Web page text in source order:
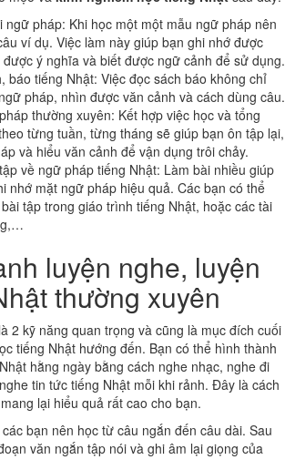
ngữ pháp: Khi học một một mẫu ngữ pháp nên
ví dụ. Việc làm này giúp bạn ghi nhớ được
ý nghĩa và biết được ngữ cảnh để sử dụng.
báo tiếng Nhật: Việc đọc sách báo không chỉ
pháp, nhìn được văn cảnh và cách dùng câu.
thường xuyên: Kết hợp việc học và tổng
từng tuần, từng tháng sẽ giúp bạn ôn tập lại,
và hiểu văn cảnh để vận dụng trôi chảy.
về ngữ pháp tiếng Nhật: Làm bài nhiều giúp
nhớ mặt ngữ pháp hiệu quả. Các bạn có thể
tập trong giáo trình tiếng Nhật, hoặc các tài
luyện nghe, luyện
thường xuyên
2 kỹ năng quan trọng và cũng là mục đích cuối
tiếng Nhật hướng đến. Bạn có thể hình thành
hằng ngày bằng cách nghe nhạc, nghe đi
tin tức tiếng Nhật mỗi khi rảnh. Đây là cách
lại hiểu quả rất cao cho bạn.
bạn nên học từ câu ngắn đến câu dài. Sau
văn ngắn tập nói và ghi âm lại giọng của